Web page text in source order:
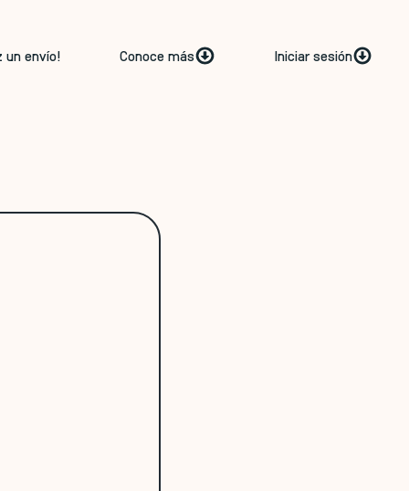
un envío! Conoce más Iniciar sesión